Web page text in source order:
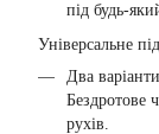
під будь-
Універсальне
Два
Бездротове
рухів.